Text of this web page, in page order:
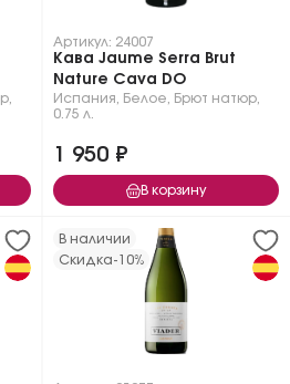
Артикул: 24007
Кава Jaume Serra Brut
Nature Cava DO
Испания Белое Брют натюр
0.75 л.
1 950 ₽
В корзину
В наличии
Скидка-10%